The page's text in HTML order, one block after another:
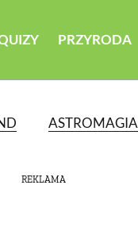
PRZYRODA
ASTROMAGIA
REKLAMA